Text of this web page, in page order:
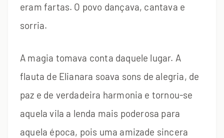
eram fartas. O povo dançava, cantava e
sorria.
A magia tomava conta daquele lugar. A
flauta de Elianara soava sons de alegria, de
paz e de verdadeira harmonia e tornou-se
aquela vila a lenda mais poderosa para
aquela época, pois uma amizade sincera